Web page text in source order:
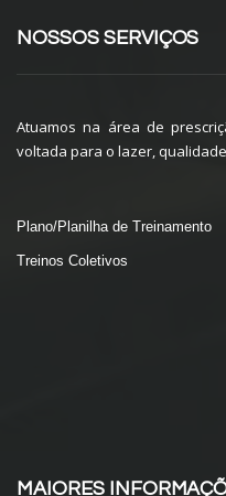
NOSSOS SERVIÇOS
Atuamos na área de
voltada para o lazer,
Plano/Planilha de Treinamento
Treinos Coletivos
MAIORES